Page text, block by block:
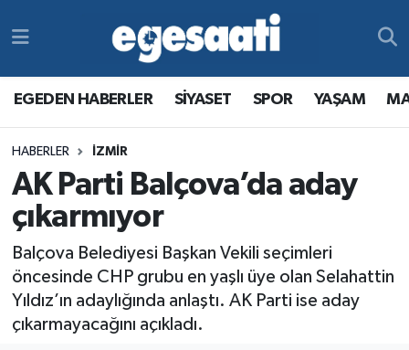
EGEDEN HABERLER SİYASET SPOR YAŞAM
HABERLER İZMİR
AK Parti Balçova’da aday
çıkarmıyor
Balçova Belediyesi Başkan Vekili seçimleri
öncesinde CHP grubu en yaşlı üye olan Selahattin
Yıldız’ın adaylığında anlaştı. AK Parti ise aday
çıkarmayacağını açıkladı.
MAGAZİN
RESMİ REKLAMLAR
YAŞAM
MAGAZİN
RESMİ REKLAMLAR
Tüm Manşetler
Son Dakika Haberleri
Haber Arşivi